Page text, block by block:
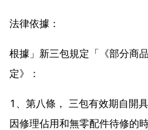
法律依據：
根據」新三包規定「《部分商
定》：
1、第八條， 三包有效期自開
因修理佔用和無零配件待修的